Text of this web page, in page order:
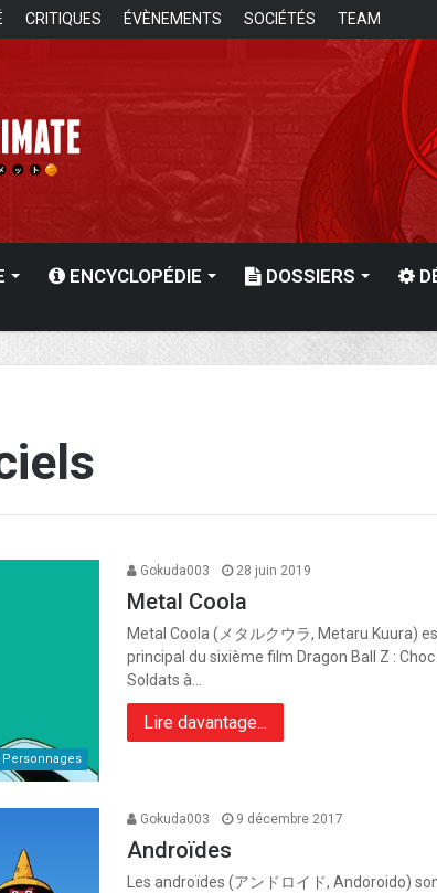
CRITIQUES ÉVÈNEMENTS SOCIÉTÉS TEAM
ENCYCLOPÉDIE DOSSIERS
Personnages
Gokuda003 28 juin 2019
Metal Coola
Metal Coola (メタルクウラ, Metaru Kuura)
principal du sixième film Dragon Ball Z : Choc
Soldats à…
Lire davantage...
Gokuda003 9 décembre 2017
Androïdes
Les androïdes (アンドロイド, Andoroido)